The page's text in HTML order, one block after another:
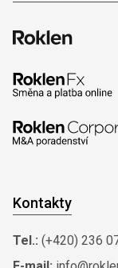
Kontakty
Tel.: (+420) 236